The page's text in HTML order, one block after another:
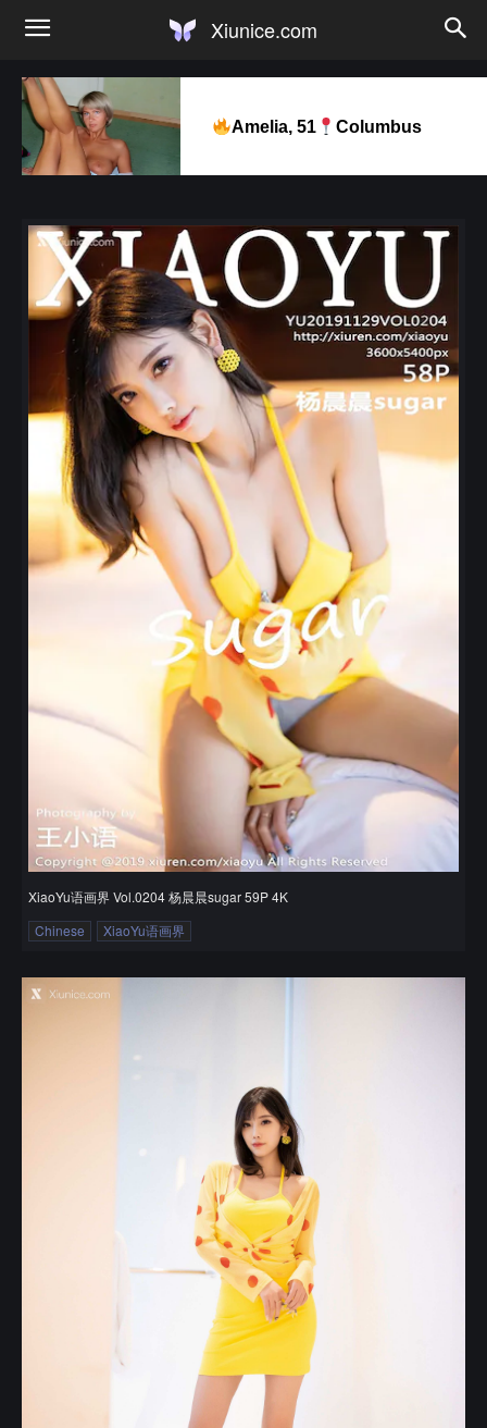
Xiunice.com
Amelia, 51 Columbus
XiaoYu语画界 Vol.0204 杨晨晨sugar 59P 4K
Chinese
XiaoYu语画界